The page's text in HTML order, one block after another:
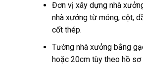
Đơn vị xây dựng nhà
nhà xưởng từ móng, cột,
cốt thép.
Tường nhà xưởng bằng
hoặc 20cm tùy theo hồ sơ